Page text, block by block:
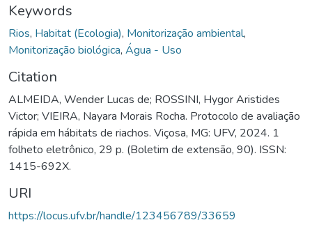
Keywords
Rios, Habitat (Ecologia), Monitorização ambiental,
Monitorização biológica, Água - Uso
Citation
ALMEIDA, Wender Lucas de; ROSSINI, Hygor Aristides
Victor; VIEIRA, Nayara Morais Rocha. Protocolo de avaliação
rápida em hábitats de riachos. Viçosa, MG: UFV, 2024. 1
folheto eletrônico, 29 p. (Boletim de extensão, 90). ISSN:
1415-692X.
URI
https://locus.ufv.br/handle/123456789/33659